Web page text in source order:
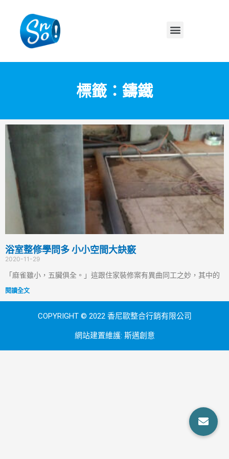
標籤：鑄鐵
浴室整修學問多 小小空間大訣竅
2020-11-29
「麻雀雖小，五臟俱全。」這跟住家裝修案有異曲同工之妙，其中的
閱讀全文
COPYRIGHT © 2022 香尼歐整合行銷有限公司
網站建置維護: 斯邁創意